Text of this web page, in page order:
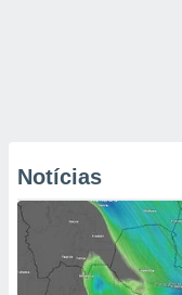
Notícias